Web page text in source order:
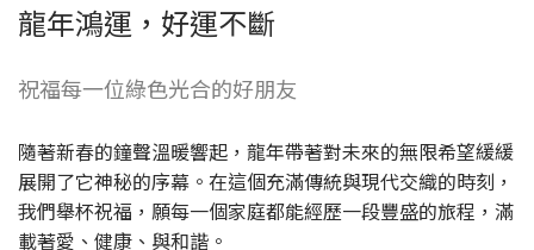
龍年鴻運，好運不斷
祝福每一位綠色光合的好朋友
隨著新春的鐘聲溫暖響起，龍年帶著對未來的無限希望緩緩
展開了它神秘的序幕。在這個充滿傳統與現代交織的時刻，
我們舉杯祝福，願每一個家庭都能經歷一段豐盛的旅程，滿
載著愛、健康、與和諧。